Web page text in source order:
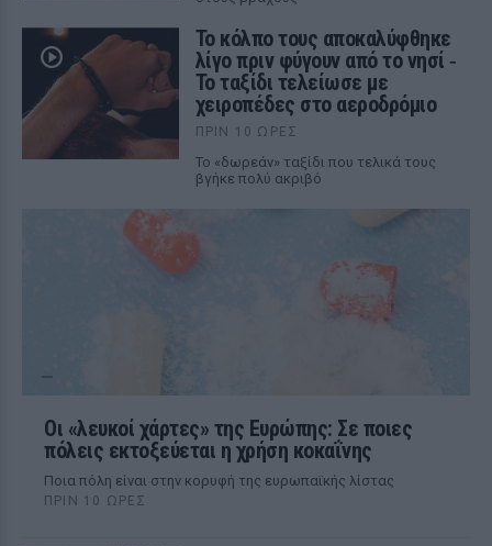
Το κόλπο τους αποκαλύφθηκε
λίγο πριν φύγουν από το νησί ‑
Το ταξίδι τελείωσε με
χειροπέδες στο αεροδρόμιο
ΠΡΙΝ 10 ΏΡΕΣ
Το «δωρεάν» ταξίδι που τελικά τους
βγήκε πολύ ακριβό
Οι «λευκοί χάρτες» της Ευρώπης: Σε ποιες
πόλεις εκτοξεύεται η χρήση κοκαΐνης
Ποια πόλη είναι στην κορυφή της ευρωπαϊκής λίστας
ΠΡΙΝ 10 ΏΡΕΣ